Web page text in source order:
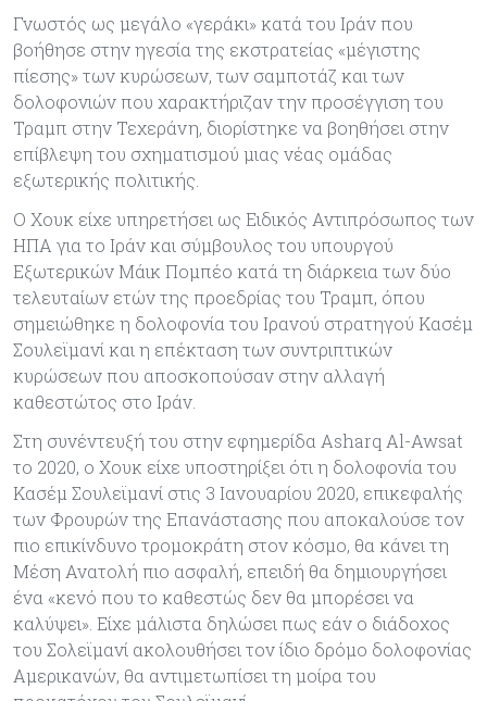
Γνωστός ως μεγάλο «γεράκι» κατά του Ιράν που
βοήθησε στην ηγεσία της εκστρατείας «μέγιστης
πίεσης» των κυρώσεων, των σαμποτάζ και των
δολοφονιών που χαρακτήριζαν την προσέγγιση του
Τραμπ στην Τεχεράνη, διορίστηκε να βοηθήσει στην
επίβλεψη του σχηματισμού μιας νέας ομάδας
εξωτερικής πολιτικής.
Ο Χουκ είχε υπηρετήσει ως Ειδικός Αντιπρόσωπος των
ΗΠΑ για το Ιράν και σύμβουλος του υπουργού
Εξωτερικών Μάικ Πομπέο κατά τη διάρκεια των δύο
τελευταίων ετών της προεδρίας του Τραμπ, όπου
σημειώθηκε η δολοφονία του Ιρανού στρατηγού Κασέμ
Σουλεϊμανί και η επέκταση των συντριπτικών
κυρώσεων που αποσκοπούσαν στην αλλαγή
καθεστώτος στο Ιράν.
Στη συνέντευξή του στην εφημερίδα Asharq Al-Awsat
το 2020, ο Χουκ είχε υποστηρίξει ότι η δολοφονία του
Κασέμ Σουλεϊμανί στις 3 Ιανουαρίου 2020, επικεφαλής
των Φρουρών της Επανάστασης που αποκαλούσε τον
πιο επικίνδυνο τρομοκράτη στον κόσμο, θα κάνει τη
Μέση Ανατολή πιο ασφαλή, επειδή θα δημιουργήσει
ένα «κενό που το καθεστώς δεν θα μπορέσει να
καλύψει». Είχε μάλιστα δηλώσει πως εάν ο διάδοχος
του Σολεϊμανί ακολουθήσει τον ίδιο δρόμο δολοφονίας
Αμερικανών, θα αντιμετωπίσει τη μοίρα του